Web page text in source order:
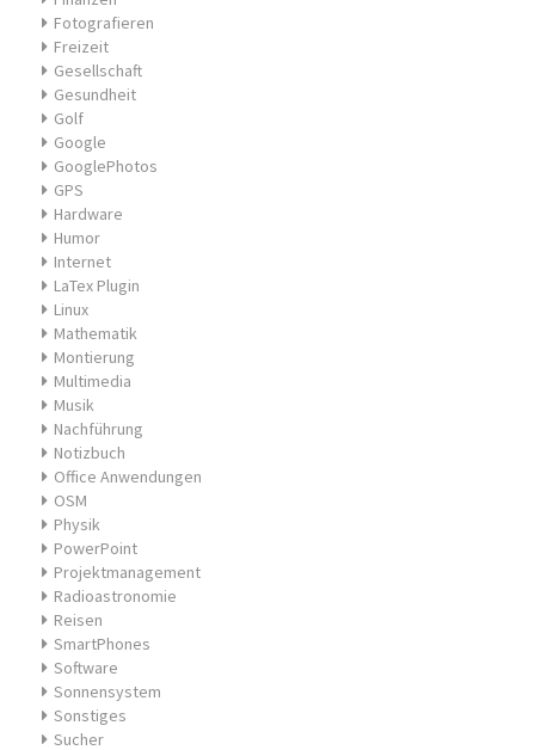
Fotografieren
Freizeit
Gesellschaft
Gesundheit
Golf
Google
GooglePhotos
GPS
Hardware
Humor
Internet
LaTex Plugin
Linux
Mathematik
Montierung
Multimedia
Musik
Nachführung
Notizbuch
Office Anwendungen
OSM
Physik
PowerPoint
Projektmanagement
Radioastronomie
Reisen
SmartPhones
Software
Sonnensystem
Sonstiges
Sucher